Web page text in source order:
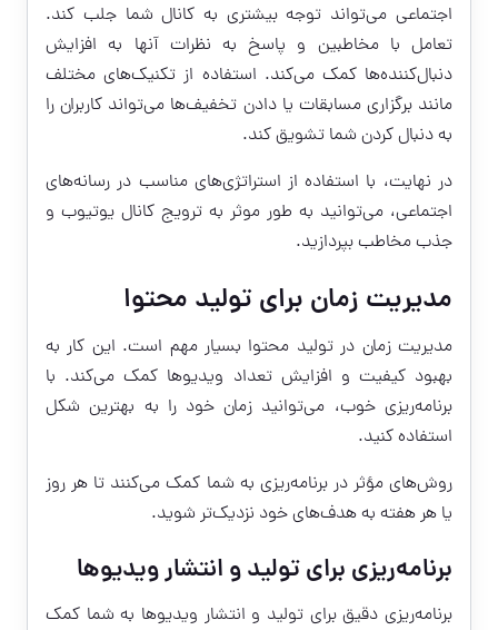
اجتماعی می‌تواند توجه بیشتری به کانال شما جلب کند.
تعامل با مخاطبین و پاسخ به نظرات آنها به افزایش
دنبال‌کننده‌ها کمک می‌کند. استفاده از تکنیک‌های مختلف
مانند برگزاری مسابقات یا دادن تخفیف‌ها می‌تواند کاربران را
به دنبال کردن شما تشویق کند.
در نهایت، با استفاده از استراتژی‌های مناسب در رسانه‌های
اجتماعی، می‌توانید به طور موثر به ترویج کانال یوتیوب و
جذب مخاطب بپردازید.
مدیریت زمان برای تولید محتوا
مدیریت زمان در تولید محتوا بسیار مهم است. این کار به
بهبود کیفیت و افزایش تعداد ویدیوها کمک می‌کند. با
برنامه‌ریزی خوب، می‌توانید زمان خود را به بهترین شکل
استفاده کنید.
روش‌های مؤثر در برنامه‌ریزی به شما کمک می‌کنند تا هر روز
یا هر هفته به هدف‌های خود نزدیک‌تر شوید.
برنامه‌ریزی برای تولید و انتشار ویدیوها
برنامه‌ریزی دقیق برای تولید و انتشار ویدیوها به شما کمک